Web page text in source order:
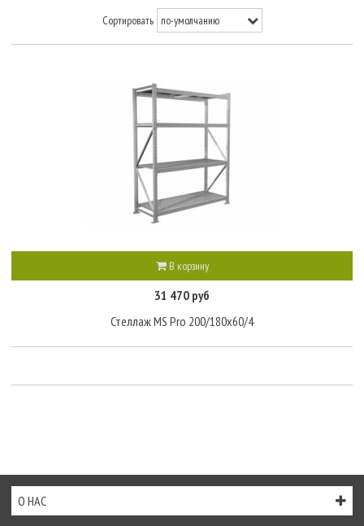
Сортировать
В корзину
31 470 руб
Стеллаж MS Pro 200/180x60/4
О НАС